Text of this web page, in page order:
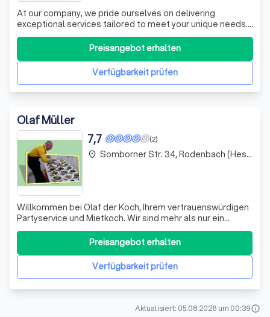
At our company, we pride ourselves on delivering
exceptional services tailored to meet your unique needs.
We understand that in today’s fast-paced world, having
reliable support is crucial. That’s why we focus on creating
an engaging experience for our clients, ensuring that
every interaction is seaVerfügbarkeit prüfen
Preisangebot erhalten
Olaf Müller
(2)
7,7
Willkommen bei Olaf der Koch, Ihrem vertrauenswürdigen
Partyservice und Mietkoch. Wir sind mehr als nur ein
Catering-Service. Wir sind Ihr Partner, wenn es um die
Erfüllung Ihrer kulinarischen Wünsche geht. Ob Sie
Servicepersonal, Geschirr, Gläser, Besteck oder Hilfe bei
der Tischdekoration benötige
Verfügbarkeit prüfen
Preisangebot erhalten
place Somborner Str. 34, Rodenbach (Hessen)
Aktualisiert: 05.08.2026 um 00:39info